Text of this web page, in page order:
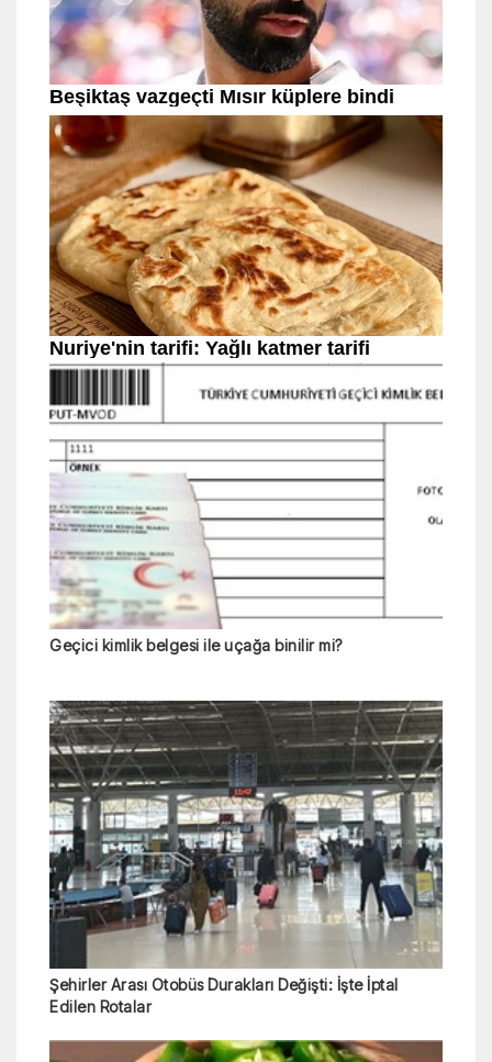
Geçici kimlik belgesi ile uçağa binilir mi?
Şehirler Arası Otobüs Durakları Değişti: İşte İptal
Edilen Rotalar